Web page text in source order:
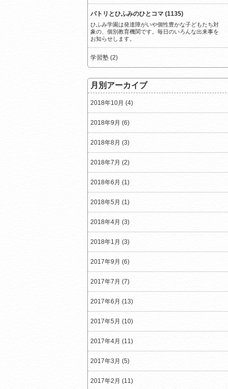
パトリとひふみのひとコマ (1135)
ひふみ学園は発達障がいや個性豊かな子どもたち対
象の、個別教育機関です。毎日のいろんな出来事を
お知らせします。
学習塾 (2)
月別アーカイブ
2018年10月 (4)
2018年9月 (6)
2018年8月 (3)
2018年7月 (2)
2018年6月 (1)
2018年5月 (1)
2018年4月 (3)
2018年1月 (3)
2017年9月 (6)
2017年7月 (7)
2017年6月 (13)
2017年5月 (10)
2017年4月 (11)
2017年3月 (5)
2017年2月 (11)